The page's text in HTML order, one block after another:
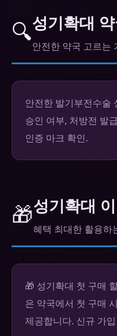
🔍성기확대
안전한 약국 고르는
안전한 발기부전수술
승인 여부, 처방전 발
인증 마크 확인.
🎁성기확대
혜택 최대한 활용하
🎁 성기확대 첫 구매
은 약국에서 첫 구매
제공합니다. 신규 가